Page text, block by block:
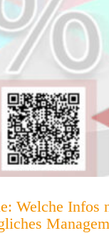
Welche Infos